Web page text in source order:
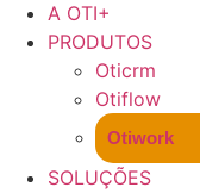
A OTI+
PRODUTOS
Oticrm
Otiflow
Otiwork
SOLUÇÕES